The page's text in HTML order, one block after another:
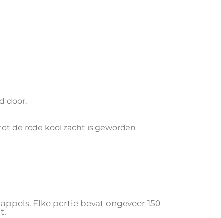
door.
de rode kool zacht is geworden
Elke portie bevat ongeveer 150